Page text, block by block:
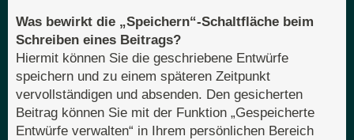
Was bewirkt die „Speichern“-Schaltfläche beim
Schreiben eines Beitrags?
Hiermit können Sie die geschriebene Entwürfe
speichern und zu einem späteren Zeitpunkt
vervollständigen und absenden. Den gesicherten
Beitrag können Sie mit der Funktion „Gespeicherte
Entwürfe verwalten“ in Ihrem persönlichen Bereich